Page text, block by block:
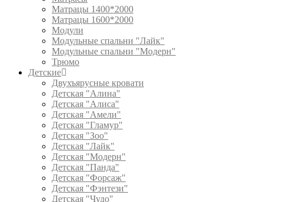
Матрацы 1400*2000
Матрацы 1600*2000
Модули
Модульные спальни "Лайк"
Модульные спальни "Модерн"
Трюмо
Детские
Двухъярусные кровати
Детская "Алина"
Детская "Алиса"
Детская "Амели"
Детская "Гламур"
Детская "Зоо"
Детская "Лайк"
Детская "Модерн"
Детская "Панда"
Детская "Форсаж"
Детская "Фэнтези"
Детская "Чудо"